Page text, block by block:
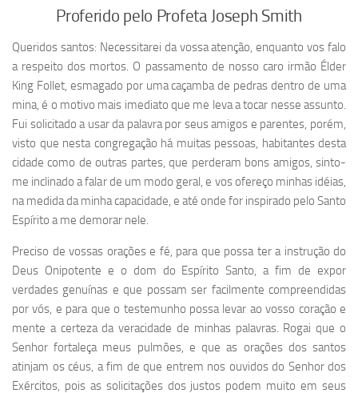
Proferido pelo Profeta Joseph Smith
Queridos santos: Necessitarei da vossa atenção, enquanto vos falo
a respeito dos mortos. O passamento de nosso caro irmão Élder
King Follet, esmagado por uma caçamba de pedras dentro de uma
mina, é o motivo mais imediato que me leva a tocar nesse assunto.
Fui solicitado a usar da palavra por seus amigos e parentes, porém,
visto que nesta congregação há muitas pessoas, habitantes desta
cidade como de outras partes, que perderam bons amigos, sinto-
me inclinado a falar de um modo geral, e vos ofereço minhas idéias,
na medida da minha capacidade, e até onde for inspirado pelo Santo
Espírito a me demorar nele.
Preciso de vossas orações e fé, para que possa ter a instrução do
Deus Onipotente e o dom do Espírito Santo, a fim de expor
verdades genuínas e que possam ser facilmente compreendidas
por vós, e para que o testemunho possa levar ao vosso coração e
mente a certeza da veracidade de minhas palavras. Rogai que o
Senhor fortaleça meus pulmões, e que as orações dos santos
atinjam os céus, a fim de que entrem nos ouvidos do Senhor dos
Exércitos, pois as solicitações dos justos podem muito em seus